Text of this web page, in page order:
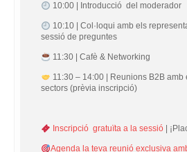
10:00 | Introducció del moderador
10:10 | Col·loqui amb els
sessió de preguntes
11:30 | Cafè & Networking
11:30 – 14:00 | Reunions B2B amb
sectors (prèvia inscripció)
Inscripció gratuïta a la sessió|
Agenda la teva reunió exclusiva